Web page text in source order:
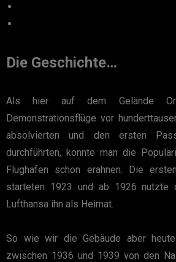
Die Geschichte…
Als hier auf dem Gelände
Demonstrationsflüge vor
absolvierten und den ersten
durchführten, konnte man die
Flughafen schon erahnen. Die
starteten 1923 und ab 1926 nutzte
Lufthansa ihn als Heimat.
So wie wir die Gebäude aber
zwischen 1936 und 1939 von den